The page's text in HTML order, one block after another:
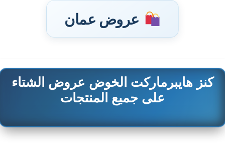
عروض عمان
تخطى
كنز هايبرماركت الخوض عروض الشتاء
على جميع المنتجات